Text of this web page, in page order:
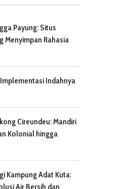
Payung: Situs
Menyimpan Rahasia
Indahnya
Cireundeu: Mandiri
Kolonial hingga
Kampung Adat Kuta:
Air Bersih dan